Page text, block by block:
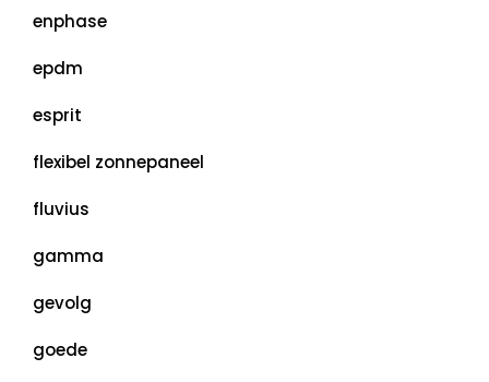
enphase
epdm
esprit
flexibel zonnepaneel
fluvius
gamma
gevolg
goede